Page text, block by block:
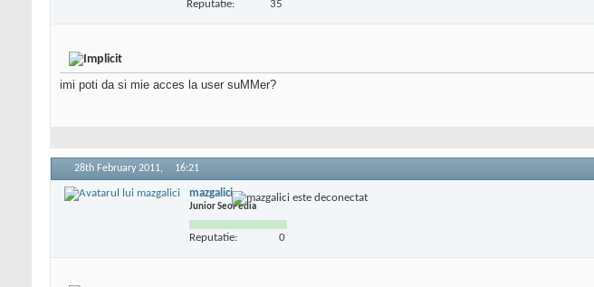
Reputatie: 35
imi poti da si mie acces la user suMMer?
28th February 2011, 16:21
mazgalici
Junior SeoPedia
Reputatie: 0